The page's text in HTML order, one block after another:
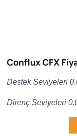
Conflux CFX
Destek Seviyeleri
Direnç Seviyeleri